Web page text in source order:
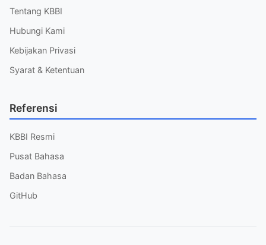
Tentang KBBI
Hubungi Kami
Kebijakan Privasi
Syarat & Ketentuan
Referensi
KBBI Resmi
Pusat Bahasa
Badan Bahasa
GitHub